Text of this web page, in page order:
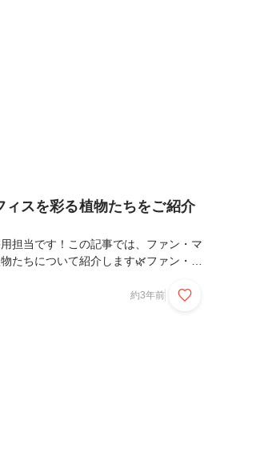
う枠にとらわれず、主体性を持てば
スを彩る植物たちをご紹介
担当です！この記事では、ファン・マ
たちについて紹介します🌿ファン・マ
の植物を楽しく育てています♪観葉植
スク上、天井からさがっているもの…
約3年前